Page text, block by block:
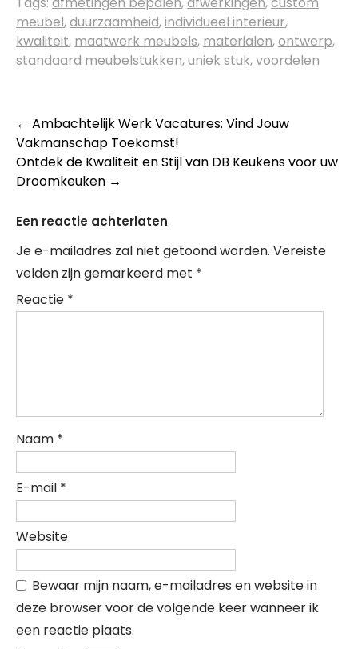
meubel,duurzaamheid,individueel interieur,
kwaliteit, maatwerk meubels, materialen,ontwerp,
standaard meubelstukken,uniek stuk,voordelen
Berichtnavigatie
← Ambachtelijk Werk Vacatures: Vind Jouw
Vakmanschap Toekomst!
Ontdek de Kwaliteit en Stijl van DB Keukens voor uw
Droomkeuken →
Een reactie achterlaten
Je e-mailadres zal niet getoond worden. Vereiste
velden zijn gemarkeerd met *
Reactie *
Naam *
E-mail *
Website
Bewaar mijn naam, e-mailadres en website in
deze browser voor de volgende keer wanneer ik
een reactie plaats.